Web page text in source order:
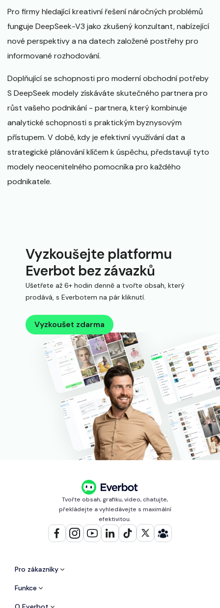
Pro firmy hledající kreativní řešení náročných problémů
funguje DeepSeek-V3 jako zkušený konzultant, nabízející
nové perspektivy a na datech založené postřehy pro
informované rozhodování.
Doplňující se schopnosti pro moderní obchodní potřeby
S DeepSeek modely získáváte skutečného partnera pro
růst vašeho podnikání - partnera, který kombinuje
analytické schopnosti s praktickým byznysovým
přístupem. V době, kdy je efektivní využívání dat a
strategické plánování klíčem k úspěchu, představují tyto
modely neocenitelného pomocníka pro každého
podnikatele.
Vyzkoušejte platformu
Everbot bez závazků
Ušetřete až 6+ hodin denně a tvořte obsah, který
prodává, s Everbotem na pár kliknutí.
Vyzkoušet zdarma
Tvořte obsah, grafiku, video, chatujte,
překládejte a vyhledávejte s maximální
efektivitou.
Pro zákazníky
Funkce